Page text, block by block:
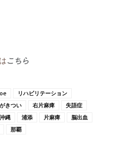
こちら
リハビリテーション
きつい 右片麻痺
失語症
沖縄 浦添 片麻痺
脳出血
那覇